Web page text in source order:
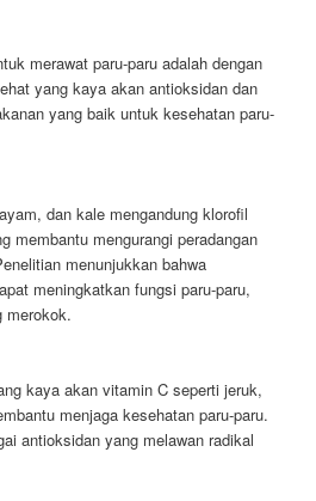
merawat paru-paru adalah dengan
yang kaya akan antioksidan dan
yang baik untuk kesehatan paru-
dan kale mengandung klorofil
membantu mengurangi peradangan
menunjukkan bahwa
meningkatkan fungsi paru-paru,
merokok.
kaya akan vitamin C seperti jeruk,
menjaga kesehatan paru-paru.
antioksidan yang melawan radikal